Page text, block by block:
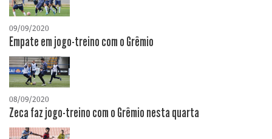
09/09/2020
Empate em jogo-treino com o Grêmio
08/09/2020
Zeca faz jogo-treino com o Grêmio nesta quarta